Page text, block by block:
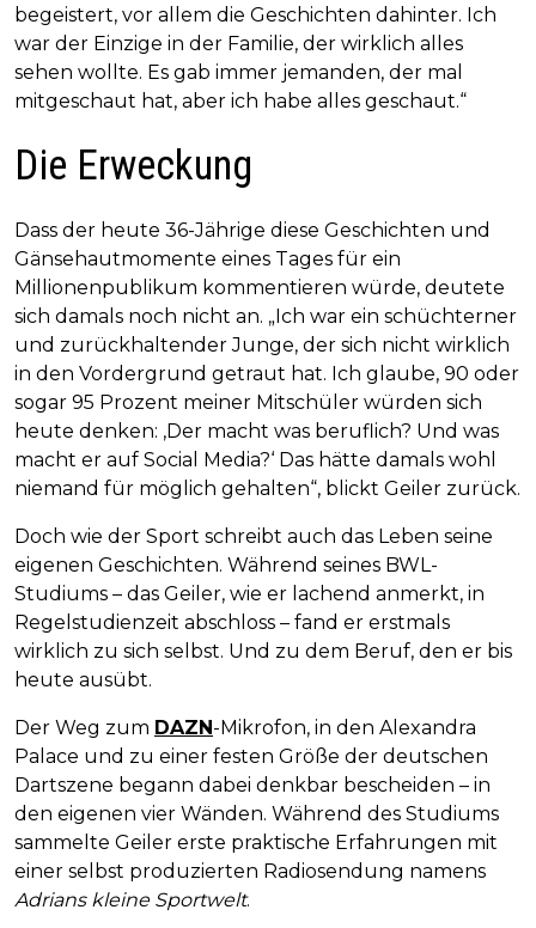
begeistert, vor allem die Geschichten dahinter. Ich
war der Einzige in der Familie, der wirklich alles
sehen wollte. Es gab immer jemanden, der mal
mitgeschaut hat, aber ich habe alles geschaut.“
Die Erweckung
Dass der heute 36-Jährige diese Geschichten und
Gänsehautmomente eines Tages für ein
Millionenpublikum kommentieren würde, deutete
sich damals noch nicht an. „Ich war ein schüchterner
und zurückhaltender Junge, der sich nicht wirklich
in den Vordergrund getraut hat. Ich glaube, 90 oder
sogar 95 Prozent meiner Mitschüler würden sich
heute denken: ,Der macht was beruflich? Und was
macht er auf Social Media?‘ Das hätte damals wohl
niemand für möglich gehalten“, blickt Geiler zurück.
Doch wie der Sport schreibt auch das Leben seine
eigenen Geschichten. Während seines BWL-
Studiums – das Geiler, wie er lachend anmerkt, in
Regelstudienzeit abschloss – fand er erstmals
wirklich zu sich selbst. Und zu dem Beruf, den er bis
heute ausübt.
Der Weg zum DAZN -Mikrofon, in den Alexandra
Palace und zu einer festen Größe der deutschen
Dartszene begann dabei denkbar bescheiden – in
den eigenen vier Wänden. Während des Studiums
sammelte Geiler erste praktische Erfahrungen mit
einer selbst produzierten Radiosendung namens
Adrians kleine Sportwelt.